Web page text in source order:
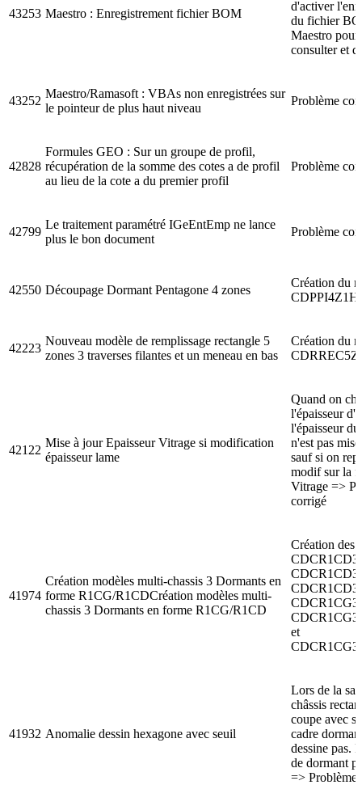
43253 Maestro : Enregistrement fichier BOM
d'activer
du fichier
Maestro pour
consulter et
43252
Maestro/Ramasoft : VBAs non enregistrées sur
le pointeur de plus haut niveau
Problème
42828
Formules GEO : Sur un groupe de profil,
récupération de la somme des cotes a de profil
au lieu de la cote a du premier profil
Problème
42799
Le traitement paramétré IGeEntEmp ne lance
plus le bon document
Problème
42550 Découpage Dormant Pentagone 4 zones
Création du
42223
Nouveau modèle de remplissage rectangle 5
zones 3 traverses filantes et un meneau en bas
Création du
42122
Mise à jour Epaisseur Vitrage si modification
épaisseur lame
Quand on
l'épaisseur
l'épaisseur
n'est pas
sauf si on
modif sur la
Vitrage =>
corrigé
41974
Création modèles multi-chassis 3 Dormants en
forme R1CG/R1CDCréation modèles multi-
chassis 3 Dormants en forme R1CG/R1CD
Création des
et
41932 Anomalie dessin hexagone avec seuil
Lors de la
châssis
coupe avec
cadre
dessine pas.
de dormant
=> Problème